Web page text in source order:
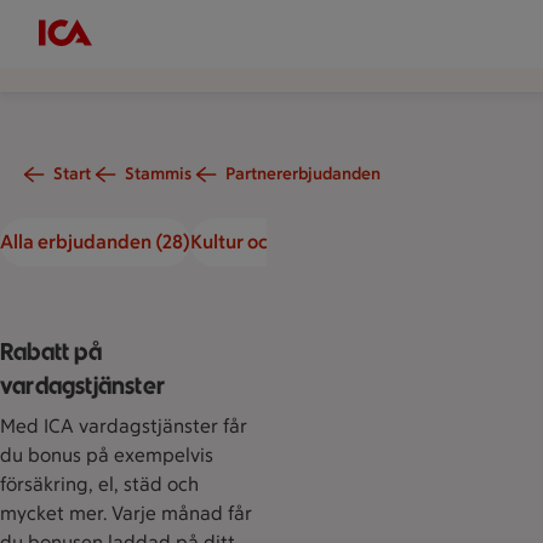
Start Stammis Partnererbjudanden
Kategorier
Alla erbjudanden (28)Kultur och nöje (13)
Rabatt på
vardagstjänster
Med ICA vardagstjänster får
du bonus på exempelvis
försäkring, el, städ och
mycket mer. Varje månad får